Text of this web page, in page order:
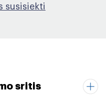
susisiekti
sritis